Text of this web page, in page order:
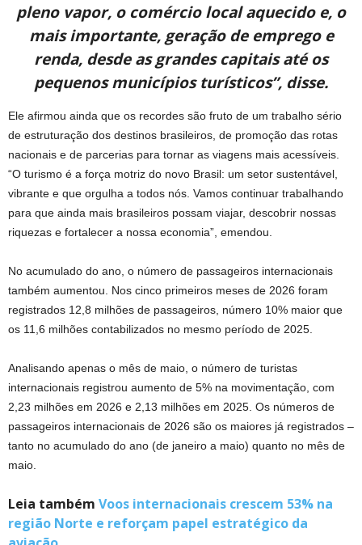
pleno vapor, o comércio local aquecido e, o
mais importante, geração de emprego e
renda, desde as grandes capitais até os
pequenos municípios turísticos”, disse.
Ele afirmou ainda que os recordes são fruto de um trabalho sério
de estruturação dos destinos brasileiros, de promoção das rotas
nacionais e de parcerias para tornar as viagens mais acessíveis.
“O turismo é a força motriz do novo Brasil: um setor sustentável,
vibrante e que orgulha a todos nós. Vamos continuar trabalhando
para que ainda mais brasileiros possam viajar, descobrir nossas
riquezas e fortalecer a nossa economia”, emendou.
No acumulado do ano, o número de passageiros internacionais
também aumentou. Nos cinco primeiros meses de 2026 foram
registrados 12,8 milhões de passageiros, número 10% maior que
os 11,6 milhões contabilizados no mesmo período de 2025.
Analisando apenas o mês de maio, o número de turistas
internacionais registrou aumento de 5% na movimentação, com
2,23 milhões em 2026 e 2,13 milhões em 2025. Os números de
passageiros internacionais de 2026 são os maiores já registrados –
tanto no acumulado do ano (de janeiro a maio) quanto no mês de
maio.
Leia também Voos internacionais crescem 53% na
região Norte e reforçam papel estratégico da